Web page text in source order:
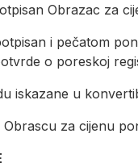
Obrazac za
i pečatom
o poreskoj
iskazane u
Obrascu za cijenu